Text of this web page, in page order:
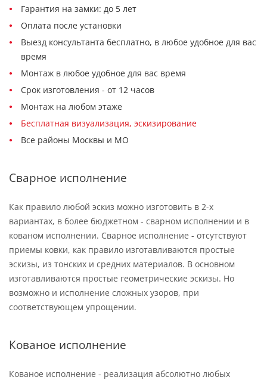
Гарантия на замки: до 5 лет
Оплата после установки
Выезд консультанта бесплатно, в любое удобное для вас
время
Монтаж в любое удобное для вас время
Срок изготовления - от 12 часов
Монтаж на любом этаже
Бесплатная визуализация, эскизирование
Все районы Москвы и МО
Сварное исполнение
Как правило любой эскиз можно изготовить в 2-х
вариантах, в более бюджетном - сварном исполнении и в
кованом исполнении. Сварное исполнение - отсутствуют
приемы ковки, как правило изготавливаются простые
эскизы, из тонских и средних материалов. В основном
изготавливаются простые геометрические эскизы. Но
возможно и исполнение сложных узоров, при
соответствующем упрощении.
Кованое исполнение
Кованое исполнение - реализация абсолютно любых